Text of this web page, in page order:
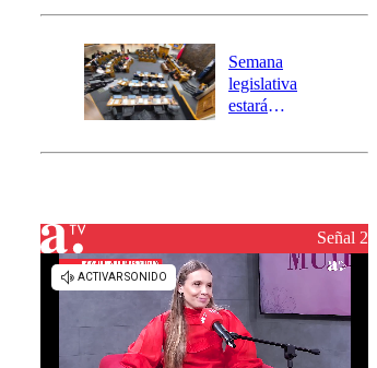
activa Alerta
Preventiva en
tres comunas
Semana
legislativa
estará
el fin de la
reconstrucciónSeñal 2